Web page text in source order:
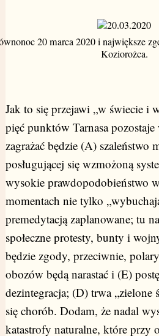
20 marca 2020 i największe
Koziorożca.
Jak to się przejawi „w świecie i
pięć punktów Tarnasa
zagrażać będzie (A) szaleństwo
posługującej się wzmożoną
wysokie prawdopodobieństwo
momentach nie tylko
premedytacją zaplanowane; tu
społeczne protesty, bunty i
będzie zgody, przeciwnie,
obozów będą narastać i (E)
dezintegracja; (D) trwa „zielone
się chorób. Dodam, że nadal
katastrofy naturalne, które przy